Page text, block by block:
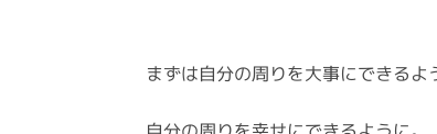
まずは自分の周りを大事にできるよ